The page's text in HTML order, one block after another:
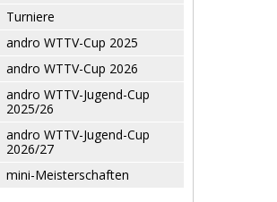
Turniere
andro WTTV-Cup 2025
andro WTTV-Cup 2026
andro WTTV-Jugend-Cup
2025/26
andro WTTV-Jugend-Cup
2026/27
mini-Meisterschaften